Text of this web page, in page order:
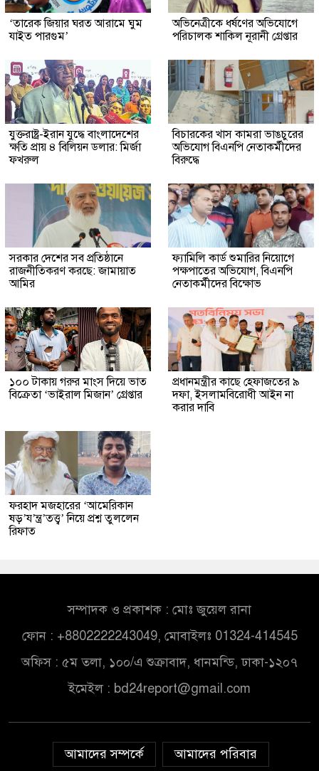
‘তারেক জিয়ার ঘরত আরামে ঘুম
যাইত পারগুম’
অভিনেত্রীকে ধর্ষণের অভিযোগে
পরিচালক শাকিল নূরানী গ্রেপ্তার
যুক্তরাষ্ট্র-ইরান যুদ্ধে বাংলাদেশের
ক্ষতি প্রায় ৪ বিলিয়ন ডলার: মির্জা
ফখরুল
বিচারকের খাস কামরা ভাঙচুরের
অভিযোগ বিএনপি নেতাকর্মীদের
বিরুদ্ধে
সরকার দেশের সব প্রতিষ্ঠানে
রাজনীতিকরণ করছে: জামায়াত
আমির
ফ্যামিলি কার্ড শুমারির নিয়োগে
পক্ষপাতের অভিযোগ, বিএনপি
নেতাকর্মীদের বিক্ষোভ
১০০ টাকায় গরুর মাংস দিয়ে ভাত
বিক্রেতা ‘ভাইরাল মিজান’ গ্রেপ্তার
প্রধানমন্ত্রীর কাছে হেফাজতের ৯
দফা, ইসলামবিরোধী আইন না
করার দাবি
ফরহাদ মজহারের ‘আমেরিকান
ষড়’য’ন্ত্র’তত্ত্ব’ নিয়ে প্রশ্ন তুললেন
রিফাত
সম্পাদক ও প্রকাশক : মোঃ জুয়েল রানা
ফোন : +8802222243049, মোবাইলঃ 01324-414545
অফিস : ৫ম তলা, ১০০/এ শুক্রাবাদ, ধানমন্ডি, ঢাকা-১২০৭
ইমেইল : bd24report@gmail.com
আমাদের সম্পর্কে আমাদের পরিবার